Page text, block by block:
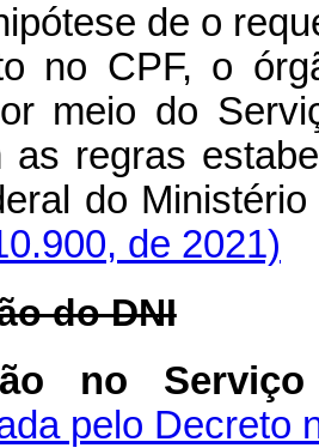
de o
no CPF, o
meio do
as regras
do
de 2021)
do DNI
no
pelo Decreto